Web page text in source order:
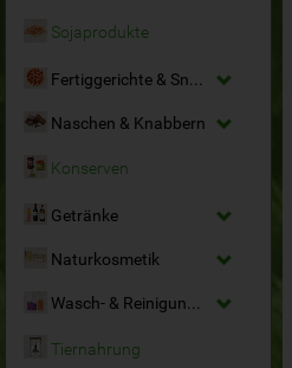
Sojaprodukte
Fertiggerichte & Snacks
Naschen & Knabbern
Konserven
Getränke
Naturkosmetik
Wasch- & Reinigungsmittel
Tiernahrung